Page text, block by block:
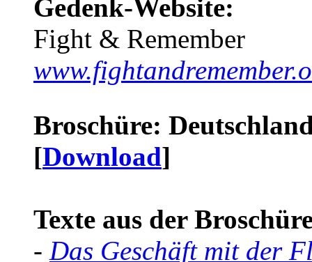
Gedenk-Website:
Fight & Remember
Broschüre:
[Download]
Texte aus der
- Das Geschäft mit der